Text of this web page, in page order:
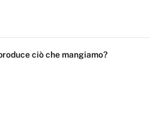
ciò che mangiamo?